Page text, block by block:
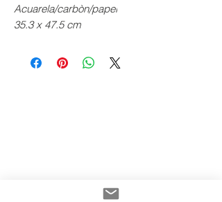
Acuarela/carbòn/papel
35.3 x 47.5 cm